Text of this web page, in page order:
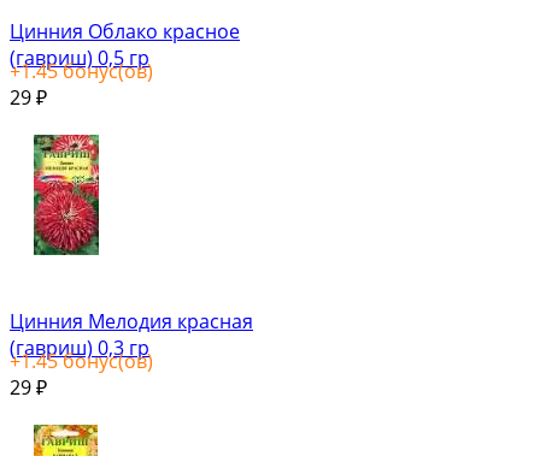
Цинния Облако красное
(гавриш) 0,5 гр
+1.45бонус(ов)
29 ₽
Цинния Мелодия красная
(гавриш) 0,3 гр
+1.45бонус(ов)
29 ₽